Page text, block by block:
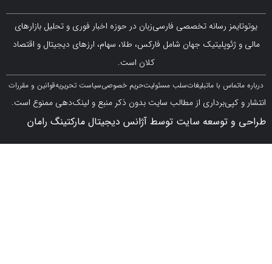
رسانه تخصصی فارسی‌زبان در حوزه اخبار فوری و تحلیل بازارهای
جهان شامل فارکس، طلا، سهام، ارزهای دیجیتال و اقتصاد
با ما تبلیغاتسلب مسئولیتحریم خصوصیسیاست تحریریهقوانین و مقررات
از مطالب سایت بدون ذکر منبع و لینک‌دهی ممنوع است.
سایت توسط آژانس دیجیتال مارکتینگ رامان